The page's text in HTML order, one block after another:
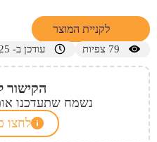
לקניית המוצר
79 צפיות עודכן ב- 01/01/2025
הקישור
נשמח שתעדכנו
לחצו